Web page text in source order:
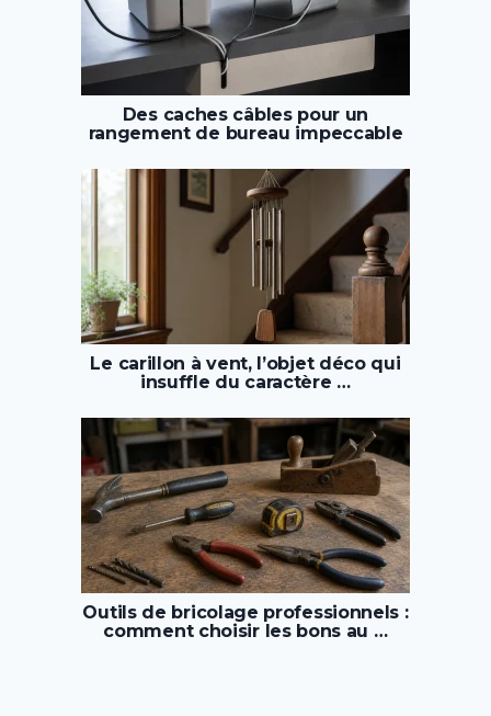
Des caches câbles pour un
rangement de bureau impeccable
Le carillon à vent, l’objet déco qui
insuffle du caractère …
Outils de bricolage professionnels :
comment choisir les bons au …